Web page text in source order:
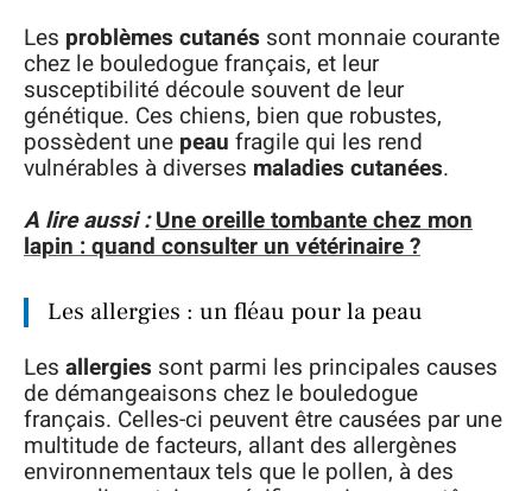
Les problèmes cutanés sont monnaie courante
chez le bouledogue français, et leur
susceptibilité découle souvent de leur
génétique. Ces chiens, bien que robustes,
possèdent une peau fragile qui les rend
vulnérables à diverses maladies cutanées.
A lire aussi :Une oreille tombante chez mon
lapin : quand consulter un vétérinaire ?
Les allergies : un fléau pour la peau
Les allergies sont parmi les principales causes
de démangeaisons chez le bouledogue
français. Celles-ci peuvent être causées par une
multitude de facteurs, allant des allergènes
environnementaux tels que le pollen, à des